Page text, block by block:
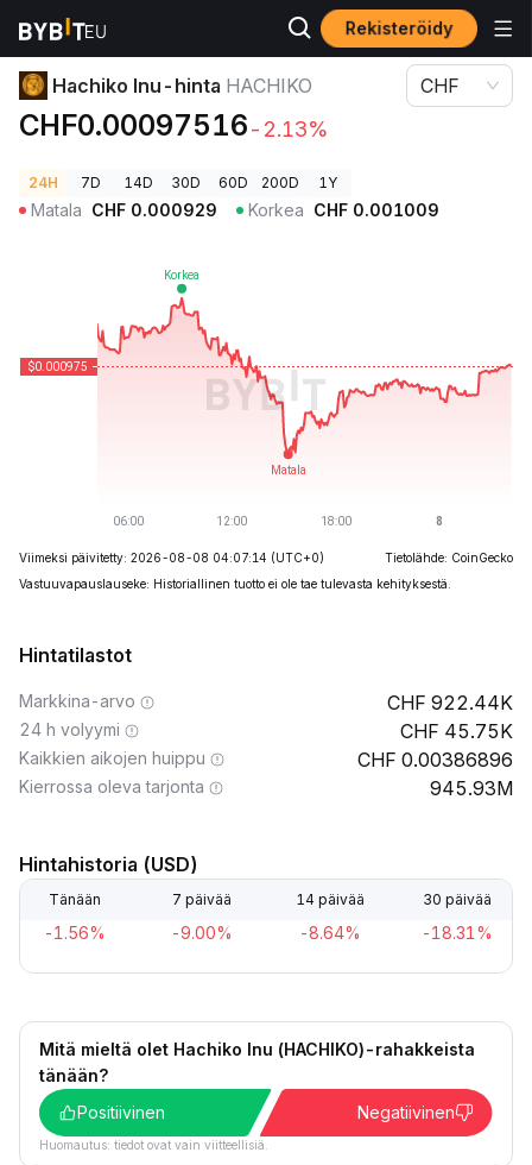
Rekisteröidy
Kryptohinnat Hachiko Inu-hinta HACHIKO
Hachiko Inu-hinta HACHIKO
CHF0.00097516-2.13%
CHF
24H 7D 14D 30D 60D 200D 1Y
Matala CHF 0.000929 Korkea CHF 0.001009
Viimeksi päivitetty: 2026-08-08 04:07:14 (UTC+0)
Tietolähde: CoinGecko
Vastuuvapauslauseke: Historiallinen tuotto ei ole tae tulevasta kehityksestä.
Hintatilastot
Markkina-arvo 922.44K
24 h volyymi 45.75K
Kaikkien aikojen huippu 0.00386896
Kierrossa oleva tarjonta 945.93M
Hintahistoria (USD)
Tänään 7 päivää 14 päivää 30 päivää
-1.56% -9.00% -8.64% -18.31%
Mitä mieltä olet Hachiko Inu (HACHIKO)-rahakkeista
tänään?
Positiivinen
Negatiivinen
Huomautus: tiedot ovat vain viitteellisiä.